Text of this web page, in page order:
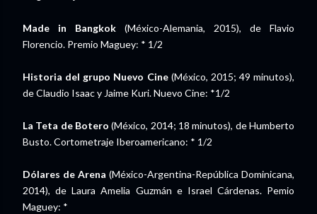
Made in Bangkok (México-Alemania, 2015), de Flavio
Florencio. Premio Maguey: * 1/2
Historia del grupo Nuevo Cine(México, 2015; 49 minutos),
de Claudio Isaac y Jaime Kuri. Nuevo Cine: *1/2
La Teta de Botero (México, 2014; 18 minutos), de Humberto
Busto. Cortometraje Iberoamericano: * 1/2
Dólares de Arena (México-Argentina-República Dominicana,
2014), de Laura Amelia Guzmán e Israel Cárdenas. Pemio
Maguey: *